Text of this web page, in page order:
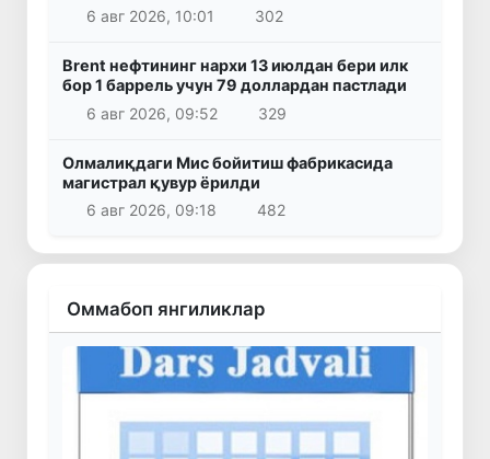
6 авг 2026, 10:01
302
Brent нефтининг нархи 13 июлдан бери илк
бор 1 баррель учун 79 доллардан пастлади
6 авг 2026, 09:52
329
Олмалиқдаги Мис бойитиш фабрикасида
магистрал қувур ёрилди
6 авг 2026, 09:18
482
Оммабоп янгиликлар